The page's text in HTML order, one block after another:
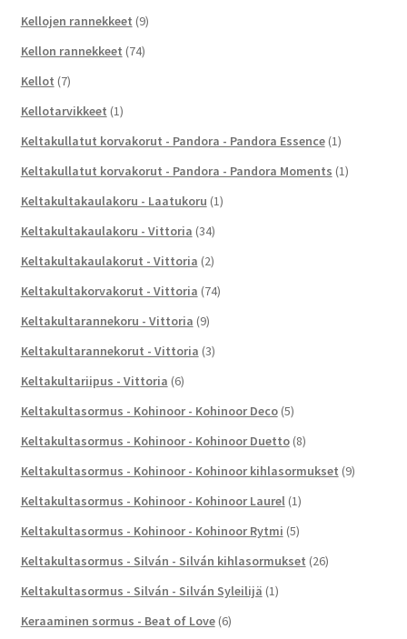
Kellojen rannekkeet (9)
Kellon rannekkeet (74)
Kellot (7)
Kellotarvikkeet (1)
Keltakullatut korvakorut - Pandora - Pandora Essence (1)
Keltakullatut korvakorut - Pandora - Pandora Moments (1)
Keltakultakaulakoru - Laatukoru (1)
Keltakultakaulakoru - Vittoria (34)
Keltakultakaulakorut - Vittoria (2)
Keltakultakorvakorut - Vittoria (74)
Keltakultarannekoru - Vittoria (9)
Keltakultarannekorut - Vittoria (3)
Keltakultariipus - Vittoria (6)
Keltakultasormus - Kohinoor - Kohinoor Deco (5)
Keltakultasormus - Kohinoor - Kohinoor Duetto (8)
Keltakultasormus - Kohinoor - Kohinoor kihlasormukset (9)
Keltakultasormus - Kohinoor - Kohinoor Laurel (1)
Keltakultasormus - Kohinoor - Kohinoor Rytmi (5)
Keltakultasormus - Silván - Silván kihlasormukset (26)
Keltakultasormus - Silván - Silván Syleilijä (1)
Keraaminen sormus - Beat of Love (6)